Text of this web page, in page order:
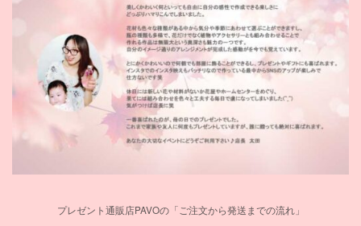
プレゼント通販店PAVOの「ご注文から発送までの流れ」